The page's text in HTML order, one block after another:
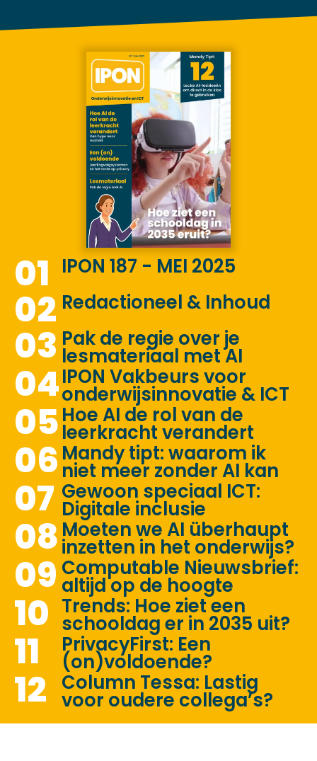
01 IPON 187 - MEI 2025
02 Redactioneel & Inhoud
03 Pak de regie over je
lesmateriaal met AI
04IPON Vakbeurs voor
onderwijsinnovatie & ICT
05Hoe AI de rol van de
leerkracht verandert
06 Mandy tipt: waarom ik
niet meer zonder AI kan
07 Gewoon speciaal ICT:
Digitale inclusie
08 Moeten we AI überhaupt
inzetten in het onderwijs?
09 Computable Nieuwsbrief:
altijd op de hoogte
10 Trends: Hoe ziet een
schooldag er in 2035 uit?
11 PrivacyFirst: Een
(on)voldoende?
12 Column Tessa: Lastig
voor oudere collega’s?